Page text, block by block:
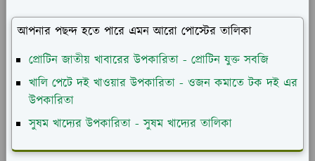
আপনার পছন্দ হতে পারে এমন আরো পোস্টের তালিকা
প্রোটিন জাতীয় খাবারের উপকারিতা - প্রোটিন যুক্ত সবজি
খালি পেটে দই খাওয়ার উপকারিতা - ওজন কমাতে টক দই এর
উপকারিতা
সুষম খাদ্যের উপকারিতা - সুষম খাদ্যের তালিকা